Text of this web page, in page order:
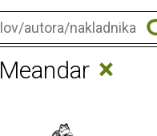
Meandar ×